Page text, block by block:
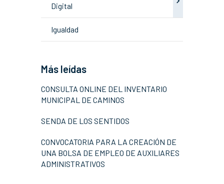
Digital
Igualdad
Más leídas
CONSULTA ONLINE DEL INVENTARIO
MUNICIPAL DE CAMINOS
SENDA DE LOS SENTIDOS
CONVOCATORIA PARA LA CREACIÓN DE
UNA BOLSA DE EMPLEO DE AUXILIARES
ADMINISTRATIVOS